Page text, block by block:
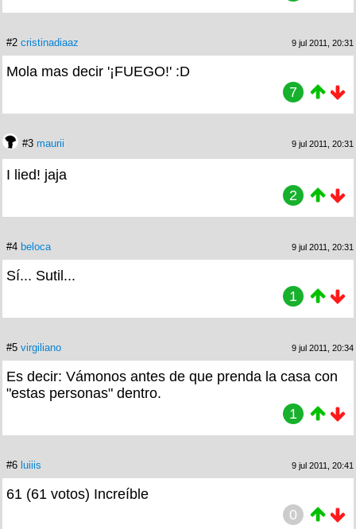
#2 cristinadiaaz 9 jul 2011, 20:31
Mola mas decir '¡FUEGO!' :D
7
#3 maurii 9 jul 2011, 20:31
I lied! jaja
2
#4 beloca 9 jul 2011, 20:31
Sí... Sutil...
1
#5 virgiliano 9 jul 2011, 20:34
Es decir: Vámonos antes de que prenda la casa con
"estas personas" dentro.
1
#6 luiiis 9 jul 2011, 20:41
61 (61 votos) Increíble
0